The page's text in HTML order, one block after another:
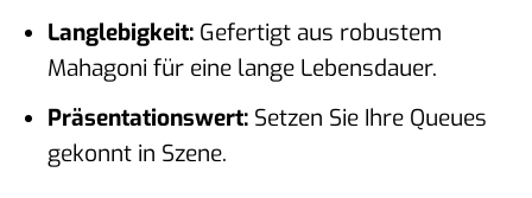
Langlebigkeit:Gefertigt aus robustem
Mahagoni für eine lange Lebensdauer.
Präsentationswert:Setzen Sie Ihre Queues
gekonnt in Szene.